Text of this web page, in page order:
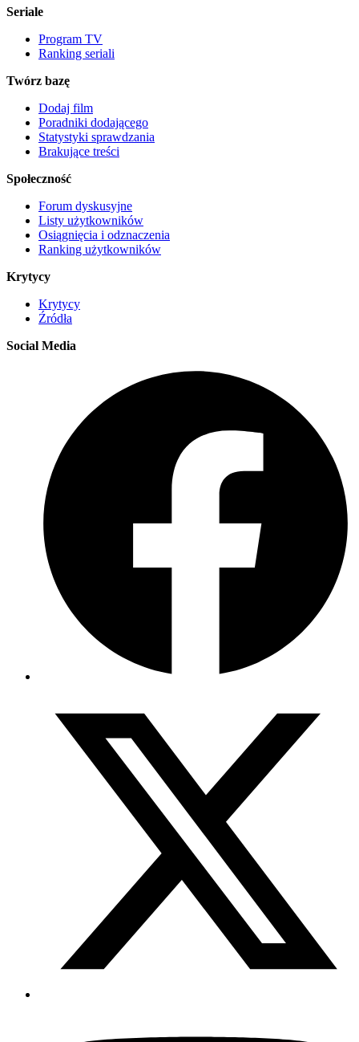
Seriale
Program TV
Ranking seriali
Twórz bazę
Dodaj film
Poradniki dodającego
Statystyki sprawdzania
Brakujące treści
Społeczność
Forum dyskusyjne
Listy użytkowników
Osiągnięcia i odznaczenia
Ranking użytkowników
Krytycy
Krytycy
Źródła
Social Media